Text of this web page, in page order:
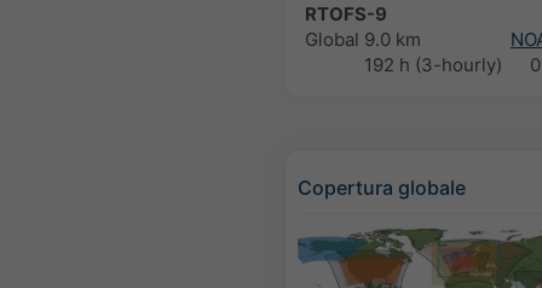
RTOFS-9
Global 9.0 km
192 h (3-hourly)
Copertura globale